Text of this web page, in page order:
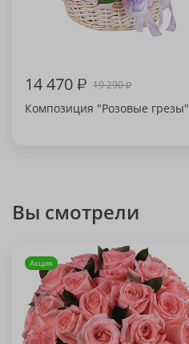
14 470₽ 19 290₽
Композиция "Розовые грезы"
Вы смотрели
Акция